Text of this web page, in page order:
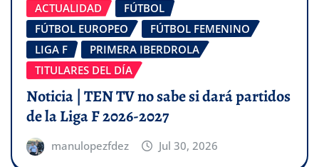
ACTUALIDAD
FÚTBOL
FÚTBOL EUROPEO
FÚTBOL FEMENINO
LIGA F
PRIMERA IBERDROLA
TITULARES DEL DÍA
Noticia | TEN TV no sabe si dará partidos
de la Liga F 2026-2027
manulopezfdez Jul 30, 2026